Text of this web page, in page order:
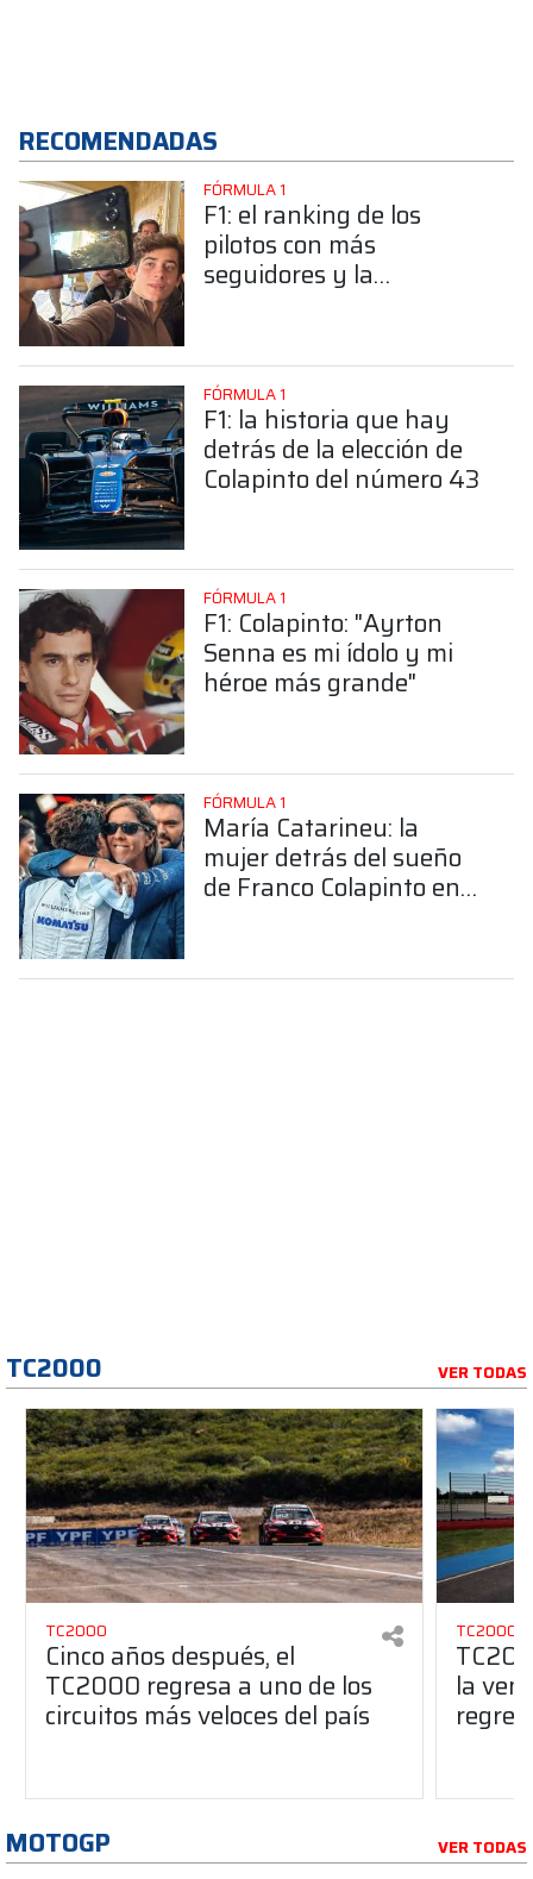
RECOMENDADAS
FÓRMULA 1
F1: el ranking de los
pilotos con más
seguidores y la
FÓRMULA 1
F1: la historia que hay
detrás de la elección de
Colapinto del número 43
FÓRMULA 1
F1: Colapinto: "Ayrton
Senna es mi ídolo y mi
héroe más grande"
FÓRMULA 1
María Catarineu: la
mujer detrás del sueño
de Franco Colapinto en
TC2000 VER TODAS
TC2000
Cinco años después, el
TC2000 regresa a uno de los
circuitos más veloces del país
TC2000
la
MOTOGP VER TODAS